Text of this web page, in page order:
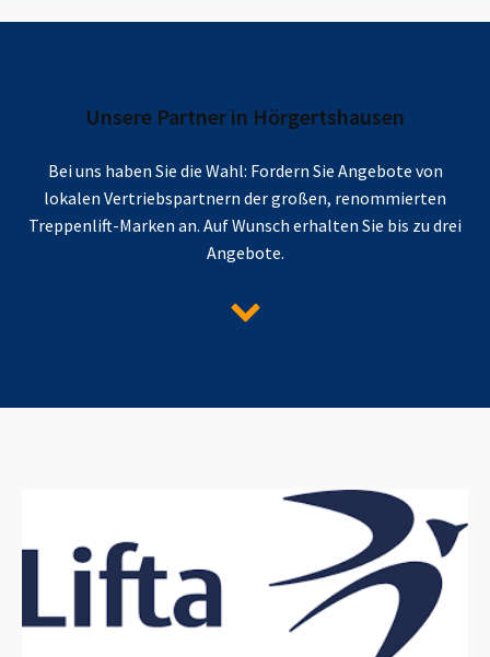
Unsere Partner in Hörgertshausen
Bei uns haben Sie die Wahl: Fordern Sie Angebote von
lokalen Vertriebspartnern der großen, renommierten
Treppenlift-Marken an. Auf Wunsch erhalten Sie bis zu drei
Angebote.